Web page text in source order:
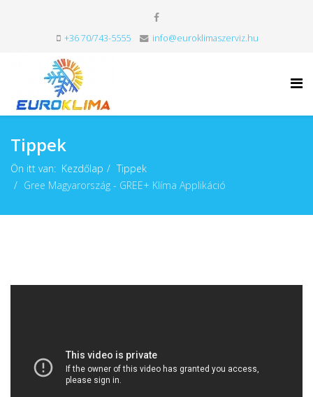
+36 70/743-5555 info@euroklimaszerviz.hu
Tippek
Ön itt van: Kezdőlap
Tippek
Gree Magyarország - GREE+ Klíma Applikáció